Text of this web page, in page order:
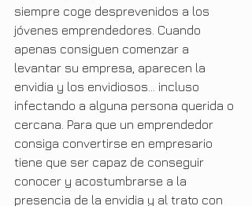
siempre coge desprevenidos a los
jóvenes emprendedores. Cuando
apenas consiguen comenzar a
levantar su empresa, aparecen la
envidia y los envidiosos… incluso
infectando a alguna persona querida o
cercana. Para que un emprendedor
consiga convertirse en empresario
tiene que ser capaz de conseguir
conocer y acostumbrarse a la
presencia de la envidia y al trato con